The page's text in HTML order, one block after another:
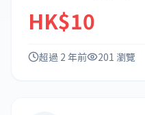
HK$10
超過 2 年前 201 瀏覽